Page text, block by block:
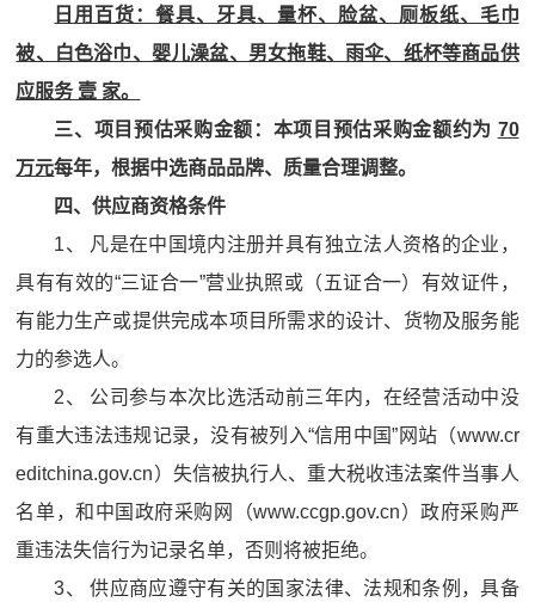
日用百货：餐具、牙具、量杯、脸盆、厕板纸、毛巾
被、白色浴巾、婴儿澡盆、男女拖鞋、雨伞、纸杯等商品供
应服务 壹 家。
三、项目预估采购金额：本项目预估采购金额约为 70
万元每年，根据中选商品品牌、质量合理调整。
四、供应商资格条件
1、 凡是在中国境内注册并具有独立法人资格的企业，
具有有效的“三证合一”营业执照或（五证合一）有效证件，
有能力生产或提供完成本项目所需求的设计、货物及服务能
力的参选人。
2、 公司参与本次比选活动前三年内，在经营活动中没
有重大违法违规记录，没有被列入“信用中国”网站（www.cr
editchina.gov.cn）失信被执行人、重大税收违法案件当事人
名单，和中国政府采购网（www.ccgp.gov.cn）政府采购严
重违法失信行为记录名单，否则将被拒绝。
3、 供应商应遵守有关的国家法律、法规和条例，具备